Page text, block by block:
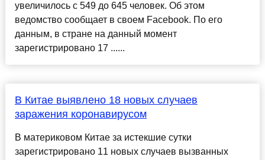
увеличилось с 549 до 645 человек. Об этом
ведомство сообщает в своем Facebook. По его
данным, в стране на данный момент
зарегистрировано 17 ......
В Китае выявлено 18 новых случаев
заражения коронавирусом
В материковом Китае за истекшие сутки
зарегистрировано 11 новых случаев вызванных